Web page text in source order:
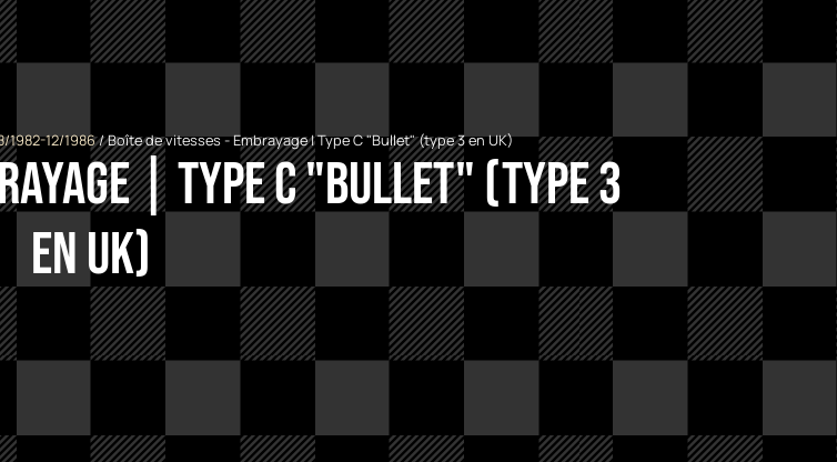
1982-12/1986/ Boîte de vitesses - Embrayage | Type C "Bullet" (type 3 en UK)
| Type C "Bullet" (type 3
en UK)